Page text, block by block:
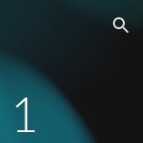
Skip to navigation